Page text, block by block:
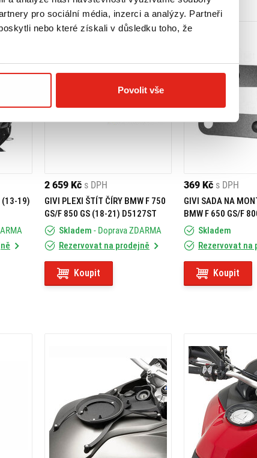
pro sociální média, inzerci a analýzy. Partneři
nebo které získali v důsledku toho, že
Povolit vše
(13-19)
2 659 Kč s DPH
GIVI PLEXI ŠTÍT ČÍRY BMW F 750
GS/F 850 GS (18-21) D5127ST
Skladem - Doprava ZDARMA
Rezervovat na prodejně
Koupit
369 Kč s DPH
GIVI SADA NA
BMW F 650 GS/F
D333KIT
Skladem
Rezervovat na
Koupit